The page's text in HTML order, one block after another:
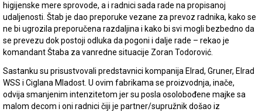
higijenske mere sprovode, a i radnici sada rade na propisanoj
udaljenosti. Štab je dao preporuke vezane za prevoz radnika, kako se
ne bi ugrozila preporučena razdaljina i kako bi svi mogli bezbedno da
se prevezu dok postoji odluka da pogoni i dalje rade – rekao je
komandant Štaba za vanredne situacije Zoran Todorović.
Sastanku su prisustvovali predstavnici kompanija Elrad, Gruner, Elrad
WSS i Ciglana Mladost. U ovim fabrikama se proizvodnja, inače,
odvija smanjenim intenzitetom jer su posla osolobođene majke sa
malom decom i oni radnici čiji je partner/supružnik došao iz